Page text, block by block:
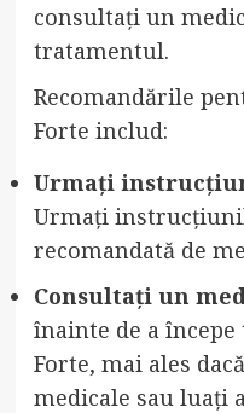
consultați un
tratamentul.
Recomandările
Forte includ:
Urmați
Urmați
recomandată de
Consultați un
înainte de a
Forte, mai ales
medicale sau luați